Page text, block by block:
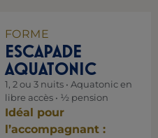
FORME
ESCAPADE
AQUATONIC
1, 2 ou 3 nuits • Aquatonic en
libre accès • ½ pension
Idéal pour
l’accompagnant :